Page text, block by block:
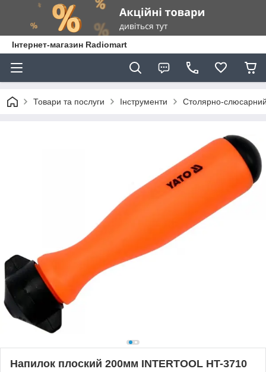
Інтернет-магазин Radiomart
Товари та послуги Інструменти Столярно-
Напилок плоский 200мм INTERTOOL HT-3710